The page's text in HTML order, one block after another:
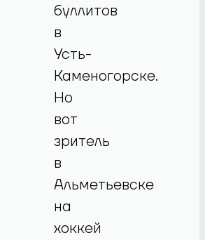
буллитов
в
Усть-
Каменогорске.
Но
вот
зритель
в
Альметьевске
на
хоккей